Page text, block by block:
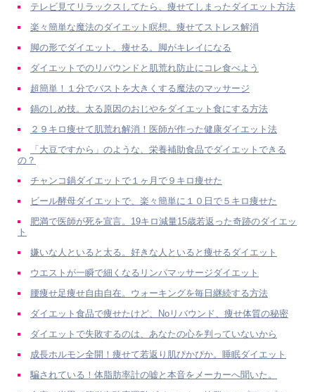
テレビ見てリラックスしてたら、痩せてしまったダイエット方法
楽々簡単な魔法のダイエット瞑想。痩せてストレス解消
脚の形でダイエット。痩せる。脚がキレイになる
ダイエットでのリバウンドと肌荒れ防止にコレ食べよう
超簡単！１分でバストを大きくする魔法のマッサージ
鍋のしめ技。太る原因のおじやをダイエット食にする方法
２９キロ痩せて肌荒れ解消！医師が作った健康ダイエット法
「大豆ですから」のような、栄養補助食品でダイエットできる
の？
チャンコ鍋ダイエットで１ヶ月で９キロ痩せた
ビール酵母ダイエットで、楽々簡単に１０日で５キロ痩せた
肥満で医師が死を宣言。19キロ減量15歳若返った奇跡のダイエッ
ト
嫌いな人といると太る。好きな人といると痩せるダイエット
ウエストが一瞬で細くなるリンパマッサージダイエット
腰痩せ足痩せ自由自在。ウォーキングを毎日継続する方法
ダイエット食品で痩せたけど、Noリバウンド、痩せ体質の秘密
ダイエットで失敗するのは、あなたの心を判っていないから
成長ホルモン全開！痩せて若返り肌ぴかぴか。睡眠ダイエット
騙されている！体脂肪率計の嘘と本音をメーカーへ聞いた。